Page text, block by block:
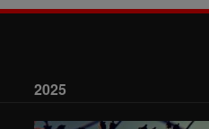
2025